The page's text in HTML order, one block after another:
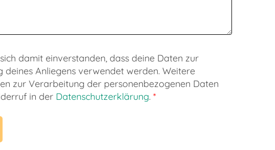
damit einverstanden, dass deine Daten zur
deines Anliegens verwendet werden. Weitere
zur Verarbeitung der personenbezogenen Daten
in der Datenschutzerklärung. *